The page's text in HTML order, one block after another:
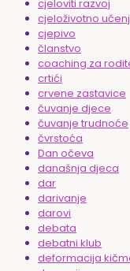
cjeloviti razvoj
cjeloživotno
cjepivo
članstvo
coaching za
crtići
crvene zastavice
čuvanje djece
čuvanje trudnoće
čvrstoća
Dan očeva
današnja djeca
dar
darivanje
darovi
debata
debatni klub
deformacija